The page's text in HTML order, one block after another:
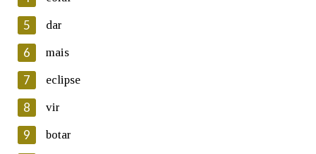
Lin e acepto as condicións da política de
Introduce o código que aparece na imaxe:
Texto de verificación
5 dar
6 mais
7 eclipse
8 vir
9 botar